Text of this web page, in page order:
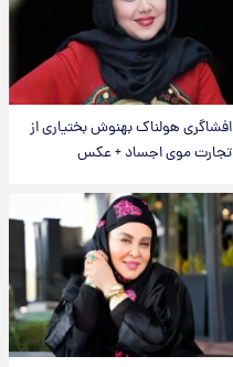
افشاگری هولناک بهنوش بختیاری از
تجارت موی اجساد + عکس